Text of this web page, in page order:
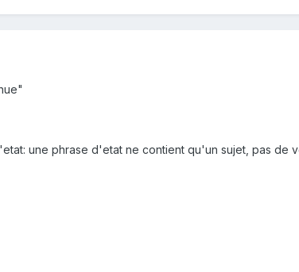
une phrase d'etat ne contient qu'un sujet, pas de